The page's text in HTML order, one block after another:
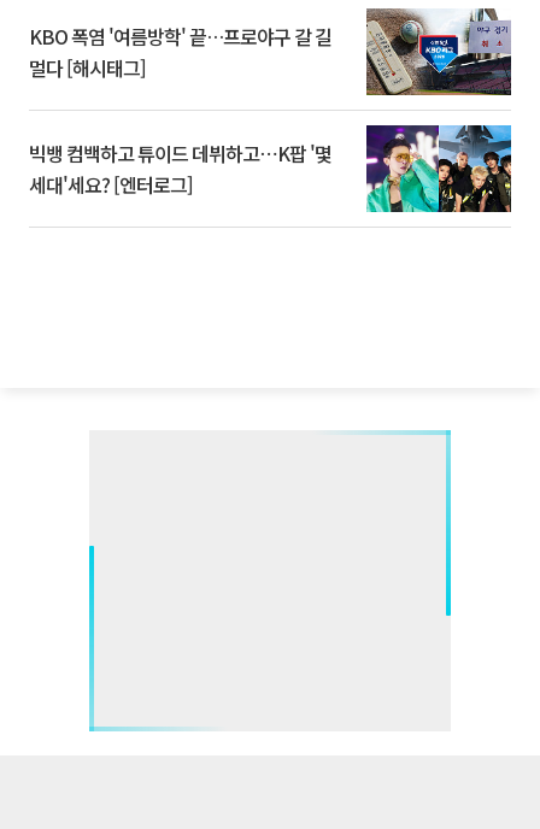
KBO 폭염 '여름방학' 끝…프로야구 갈 길
멀다 [해시태그]
빅뱅 컴백하고 튜이드 데뷔하고⋯K팝 '몇
세대'세요? [엔터로그]